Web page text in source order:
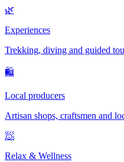
🌿
Experiences
Trekking, diving and guided
🛍
Local producers
Artisan shops, craftsmen and
🧖
Relax & Wellness